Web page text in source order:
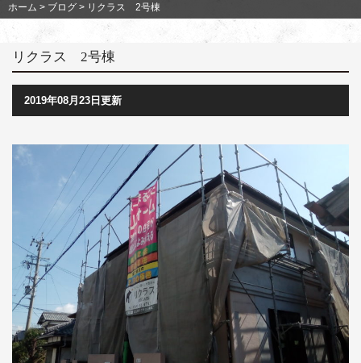
ホーム > ブログ > リクラス 2号棟
リクラス 2号棟
2019年08月23日更新